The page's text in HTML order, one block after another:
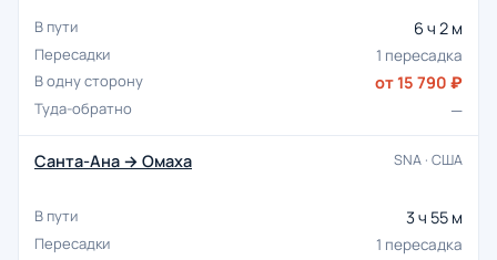
6 ч 2 м
1 пересадка
от 15 790 ₽
—
Санта-Ана → Омаха SNA · США
3 ч 55 м
1 пересадка